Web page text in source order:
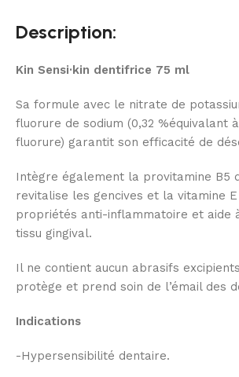
Description:
Kin Sensi·kin dentifrice 75 ml
Sa formule avec le nitrate de
fluorure de sodium (0,32 %équivalant
fluorure) garantit son efficacité de
Intègre également la provitamine B5
revitalise les gencives et la vitamine
propriétés anti-inflammatoire et aide
tissu gingival.
Il ne contient aucun abrasifs
protège et prend soin de l’émail des
Indications
-Hypersensibilité dentaire.